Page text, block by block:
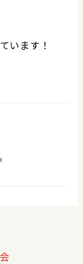
います！